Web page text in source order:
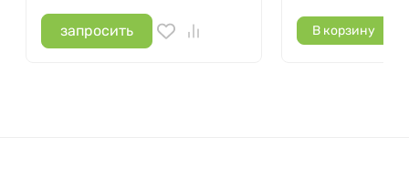
запросить В корзину